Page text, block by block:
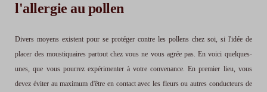
l'allergie au pollen
Divers moyens existent pour se protéger contre les pollens chez soi, si l'idée de
placer des moustiquaires partout chez vous ne vous agrée pas. En voici quelques-
unes, que vous pourrez expérimenter à votre convenance. En premier lieu, vous
devez éviter au maximum d'être en contact avec les fleurs ou autres conducteurs de